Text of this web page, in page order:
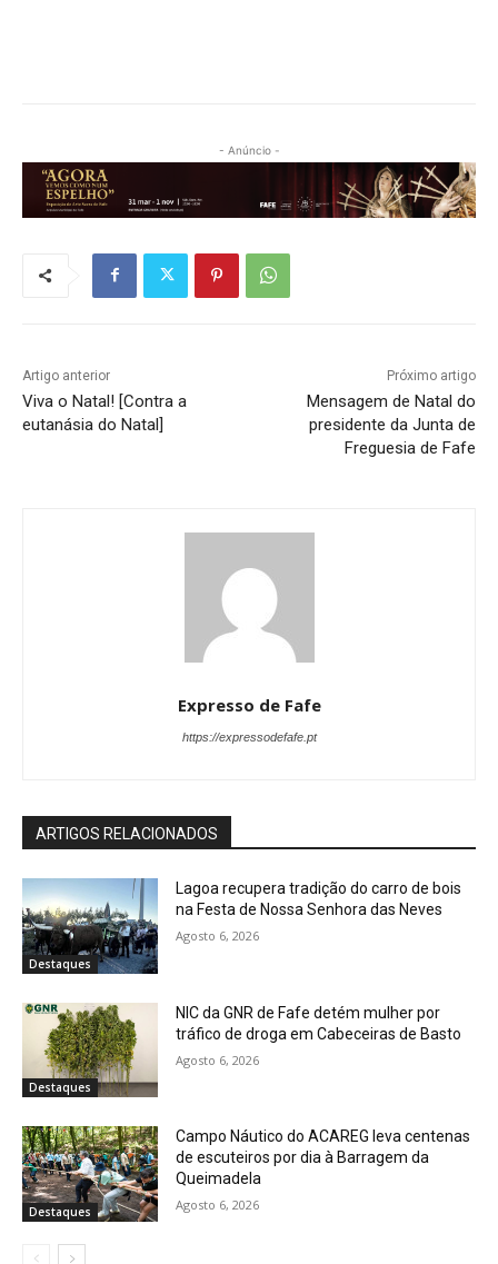
- Anúncio -
Artigo anterior
Viva o Natal! [Contra a
eutanásia do Natal]
Próximo artigo
Mensagem de Natal do
presidente da Junta de
Freguesia de Fafe
Expresso de Fafe
https://expressodefafe.pt
ARTIGOS RELACIONADOS
Destaques
Lagoa recupera tradição do carro de bois
na Festa de Nossa Senhora das Neves
Agosto 6, 2026
Destaques
NIC da GNR de Fafe detém mulher por
tráfico de droga em Cabeceiras de Basto
Agosto 6, 2026
Destaques
Campo Náutico do ACAREG leva centenas
de escuteiros por dia à Barragem da
Queimadela
Agosto 6, 2026